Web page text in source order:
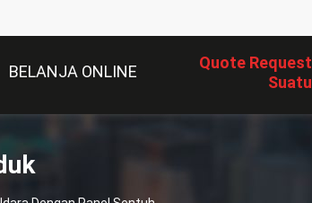
BELANJA ONLINE
Quote Request
Suatu